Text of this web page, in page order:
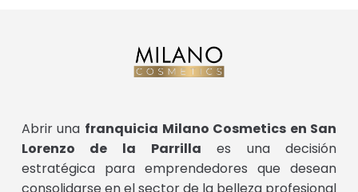
Abrir una franquicia Milano Cosmetics en San
Lorenzo de la Parrilla es una decisión
estratégica para emprendedores que desean
consolidarse en el sector de la belleza profesional